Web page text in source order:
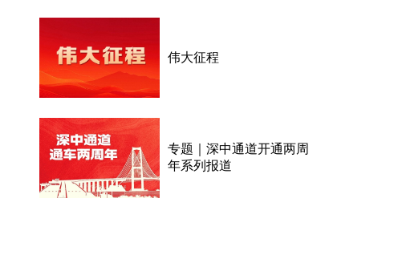
伟大征程
专题｜深中通道开通两周
年系列报道